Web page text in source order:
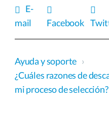
E-
mail
Facebook
Ayuda y soporte ›
¿Cuáles razones de
mi proceso de selección?